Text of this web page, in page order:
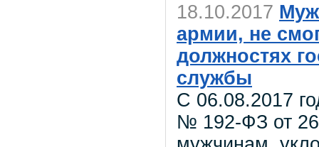
18.10.2017
армии, не
должностях
службы
С 06.08.2017
№ 192-ФЗ от